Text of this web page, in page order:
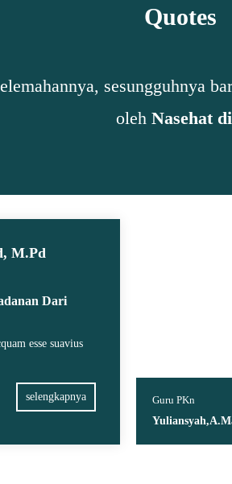
Quotes
sesungguhnya
oleh Nasehat
M.Pd
Dari
esse suavius
selengkapnya
Guru PKn